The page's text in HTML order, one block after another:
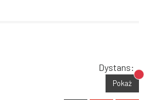
Dystans:
Pokaż